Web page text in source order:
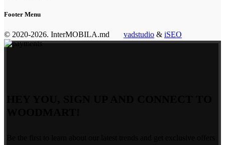
Footer Menu
© 2020-2026. InterMOBILA.md vadstudio & iSEO